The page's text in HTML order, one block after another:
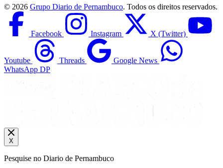
© 2026 Grupo Diario de Pernambuco. Todos os direitos reservados.
Facebook Instagram X (Twitter)
Youtube Threads
Google News
WhatsApp DP
X
Pesquise no Diario de Pernambuco